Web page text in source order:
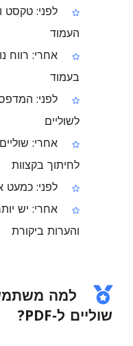
לפני: טקסט
העמוד
אחרי: רווח
בעמוד
לפני:
לשוליים
אחרי:
לחיתוך בקצוות
לפני: כמעט
אחרי: יש
והערות ביקורת
למה
שוליים ל‑PDF?